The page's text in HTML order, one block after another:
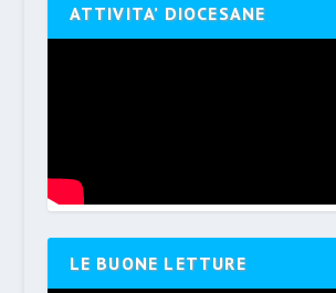
ATTIVITA’ DIOCESANE
LE BUONE LETTURE